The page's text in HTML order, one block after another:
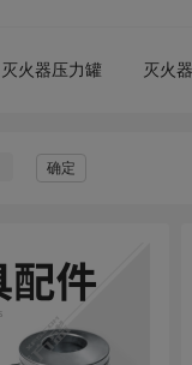
灭火器压力罐 灭火
确定